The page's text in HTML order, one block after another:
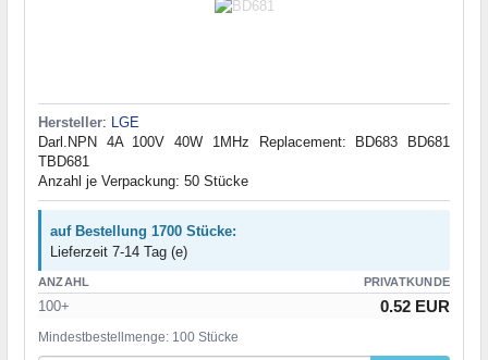
Hersteller: LGE
Darl.NPN 4A 100V 40W 1MHz Replacement: BD683 BD681
TBD681
Anzahl je Verpackung: 50 Stücke
auf Bestellung 1700 Stücke:
Lieferzeit 7-14 Tag (e)
ANZAHL PRIVATKUNDE
100+ 0.52 EUR
Mindestbestellmenge: 100 Stücke